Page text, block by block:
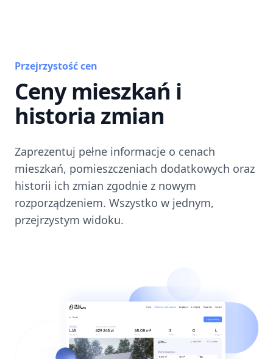
Przejrzystość cen
Ceny mieszkań i
historia zmian
Zaprezentuj pełne informacje o cenach
mieszkań, pomieszczeniach dodatkowych oraz
historii ich zmian zgodnie z nowym
rozporządzeniem. Wszystko w jednym,
przejrzystym widoku.